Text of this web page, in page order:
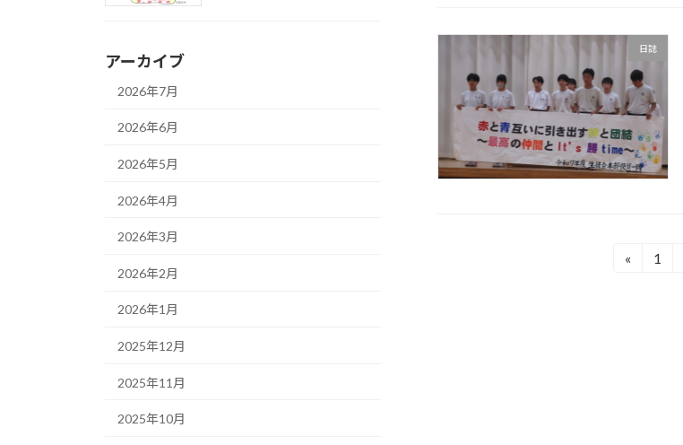
日誌
«
固
1
アーカイブ
2026年7月
2026年6月
2026年5月
2026年4月
2026年3月
2026年2月
2026年1月
2025年12月
2025年11月
2025年10月